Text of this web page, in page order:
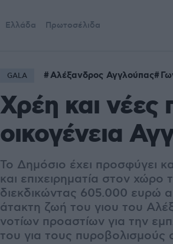
Ελλάδα Πρωτοσέλιδα
GALA Αλέξανδρος Αγγλούπας
Χρέη και νέες
οικογένεια
Το Δημόσιο έχει προσφύγει
και επιχειρηματία στον
διεκδικώντας 605.000 ευρώ
άτακτη ζωή του γιου του
νοτίων προαστίων για την
του για τους